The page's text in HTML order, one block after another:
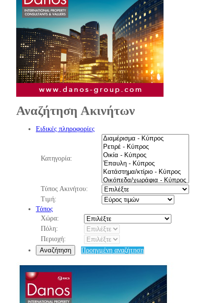
Αναζήτηση Ακινήτων
Ειδικές πληροφορίες
Κατηγορία:
Τύπος Ακινήτου:
Τιμή:
Τόπος
Χώρα:
Πόλη:
Περιοχή:
Αναζήτηση
Προηγμένη αναζήτηση